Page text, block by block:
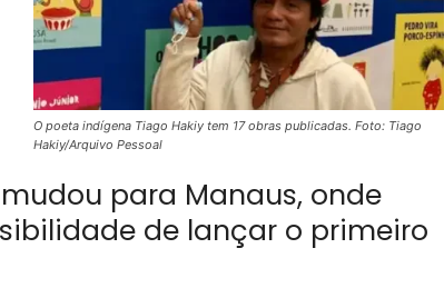
O poeta indígena Tiago Hakiy tem 17 obras publicadas. Foto: Tiago
Hakiy/Arquivo Pessoal
para Manaus, onde
de lançar o primeiro